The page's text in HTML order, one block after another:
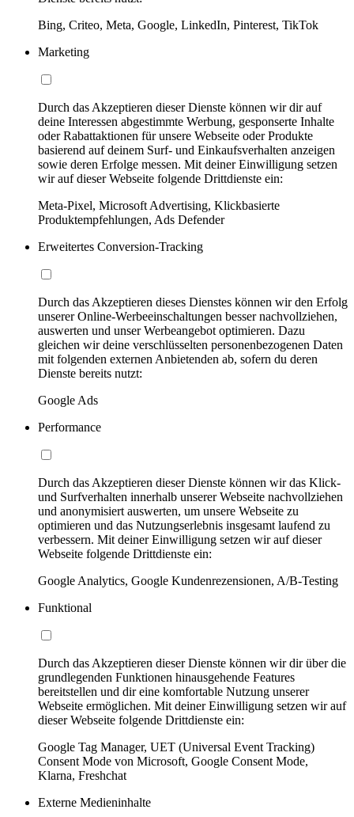
Bing, Criteo, Meta, Google, LinkedIn, Pinterest, TikTok
Marketing
Durch das Akzeptieren dieser Dienste können wir dir auf
deine Interessen abgestimmte Werbung, gesponserte Inhalte
oder Rabattaktionen für unsere Webseite oder Produkte
basierend auf deinem Surf- und Einkaufsverhalten anzeigen
sowie deren Erfolge messen. Mit deiner Einwilligung setzen
wir auf dieser Webseite folgende Drittdienste ein:
Meta-Pixel, Microsoft Advertising, Klickbasierte
Produktempfehlungen, Ads Defender
Erweitertes Conversion-Tracking
Durch das Akzeptieren dieses Dienstes können wir den Erfolg
unserer Online-Werbeeinschaltungen besser nachvollziehen,
auswerten und unser Werbeangebot optimieren. Dazu
gleichen wir deine verschlüsselten personenbezogenen Daten
mit folgenden externen Anbietenden ab, sofern du deren
Dienste bereits nutzt:
Google Ads
Performance
Durch das Akzeptieren dieser Dienste können wir das Klick-
und Surfverhalten innerhalb unserer Webseite nachvollziehen
und anonymisiert auswerten, um unsere Webseite zu
optimieren und das Nutzungserlebnis insgesamt laufend zu
verbessern. Mit deiner Einwilligung setzen wir auf dieser
Webseite folgende Drittdienste ein:
Google Analytics, Google Kundenrezensionen, A/B-Testing
Funktional
Durch das Akzeptieren dieser Dienste können wir dir über die
grundlegenden Funktionen hinausgehende Features
bereitstellen und dir eine komfortable Nutzung unserer
Webseite ermöglichen. Mit deiner Einwilligung setzen wir auf
dieser Webseite folgende Drittdienste ein:
Google Tag Manager, UET (Universal Event Tracking)
Consent Mode von Microsoft, Google Consent Mode,
Klarna, Freshchat
Externe Medieninhalte